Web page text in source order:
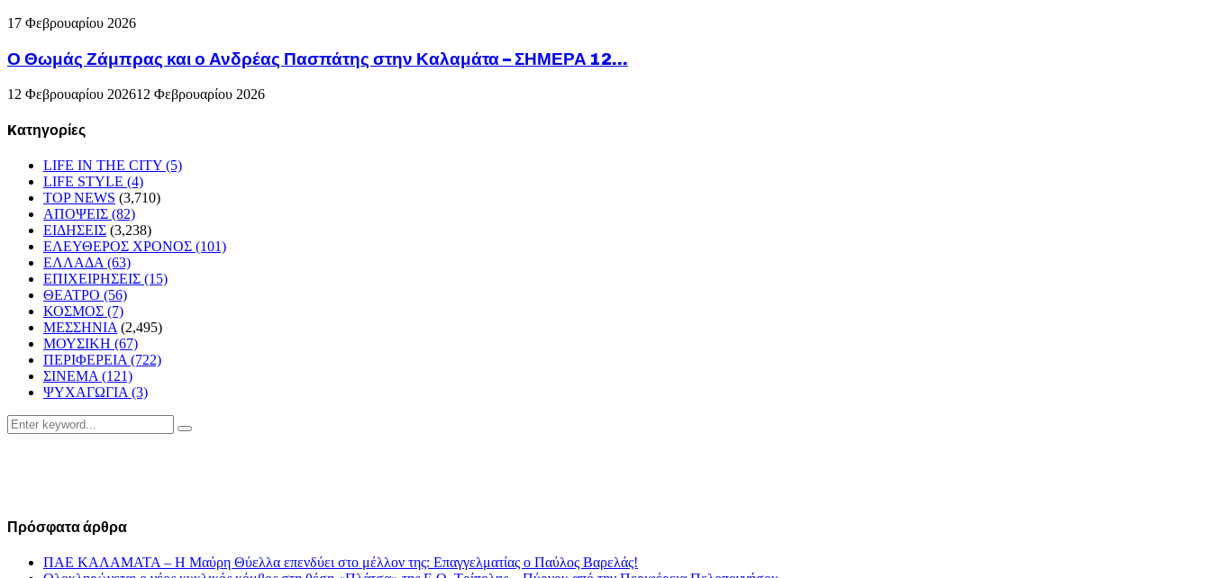
17 Φεβρουαρίου 2026
Ο Θωμάς Ζάμπρας και ο Ανδρέας Πασπάτης στην Καλαμάτα – ΣΗΜΕΡΑ 12...
12 Φεβρουαρίου 202612 Φεβρουαρίου 2026
Kατηγορίες
LIFE IN THE CITY (5)
LIFE STYLE (4)
TOP NEWS (3,710)
ΑΠΟΨΕΙΣ (82)
ΕΙΔΗΣΕΙΣ (3,238)
ΕΛΕΥΘΕΡΟΣ ΧΡΟΝΟΣ (101)
ΕΛΛΑΔΑ(63)
ΕΠΙΧΕΙΡΗΣΕΙΣ (15)
ΘΕΑΤΡΟ (56)
ΚΟΣΜΟΣ (7)
ΜΕΣΣΗΝΙΑ(2,495)
ΜΟΥΣΙΚΗ (67)
ΠΕΡΙΦΕΡΕΙΑ(722)
ΣΙΝΕΜΑ(121)
ΨΥΧΑΓΩΓΙΑ(3)
Search
for:
Search
Πρόσφατα άρθρα
ΠΑΕ ΚΑΛΑΜΑΤΑ – Η Μαύρη Θύελλα επενδύει στο μέλλον της: Επαγγελματίας ο Παύλος Βαρελάς!